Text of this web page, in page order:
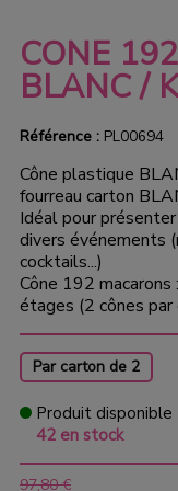
CONE
BLANC /
Référence :PL00694
Cône plastique
fourreau carton
Idéal pour
divers événements
cocktails...)
Cône 192
étages (2 cônes par
Par carton de 2
Produit disponible
42 en stock
97,80 €